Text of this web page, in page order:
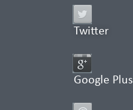
Twitter
Google Plus